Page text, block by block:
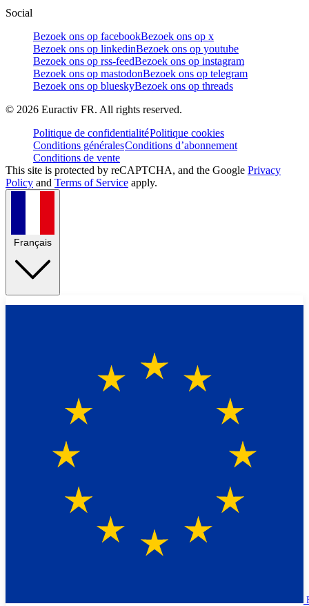
Social
Bezoek ons op facebookBezoek ons op x
Bezoek ons op linkedinBezoek ons op youtube
Bezoek ons op rss-feedBezoek ons op instagram
Bezoek ons op mastodonBezoek ons op telegram
Bezoek ons op blueskyBezoek ons op threads
© 2026 Euractiv FR. All rights reserved.
Politique de confidentialitéPolitique cookies
Conditions généralesConditions d’abonnement
Conditions de vente
This site is protected by reCAPTCHA, and the Google Privacy
Policy and Terms of Service apply.
Français